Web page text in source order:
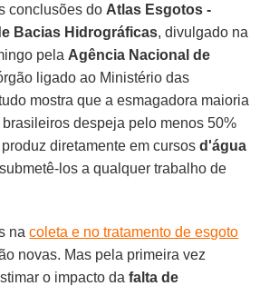
conclusões do Atlas Esgotos -
Bacias Hidrográficas, divulgado na
pela Agência Nacional de
ligado ao Ministério das
mostra que a esmagadora maioria
despeja pelo menos 50%
diretamente em cursosd'água
los a qualquer trabalho de
nacoleta e no tratamento de esgoto
novas. Mas pela primeira vez
o impacto dafalta de